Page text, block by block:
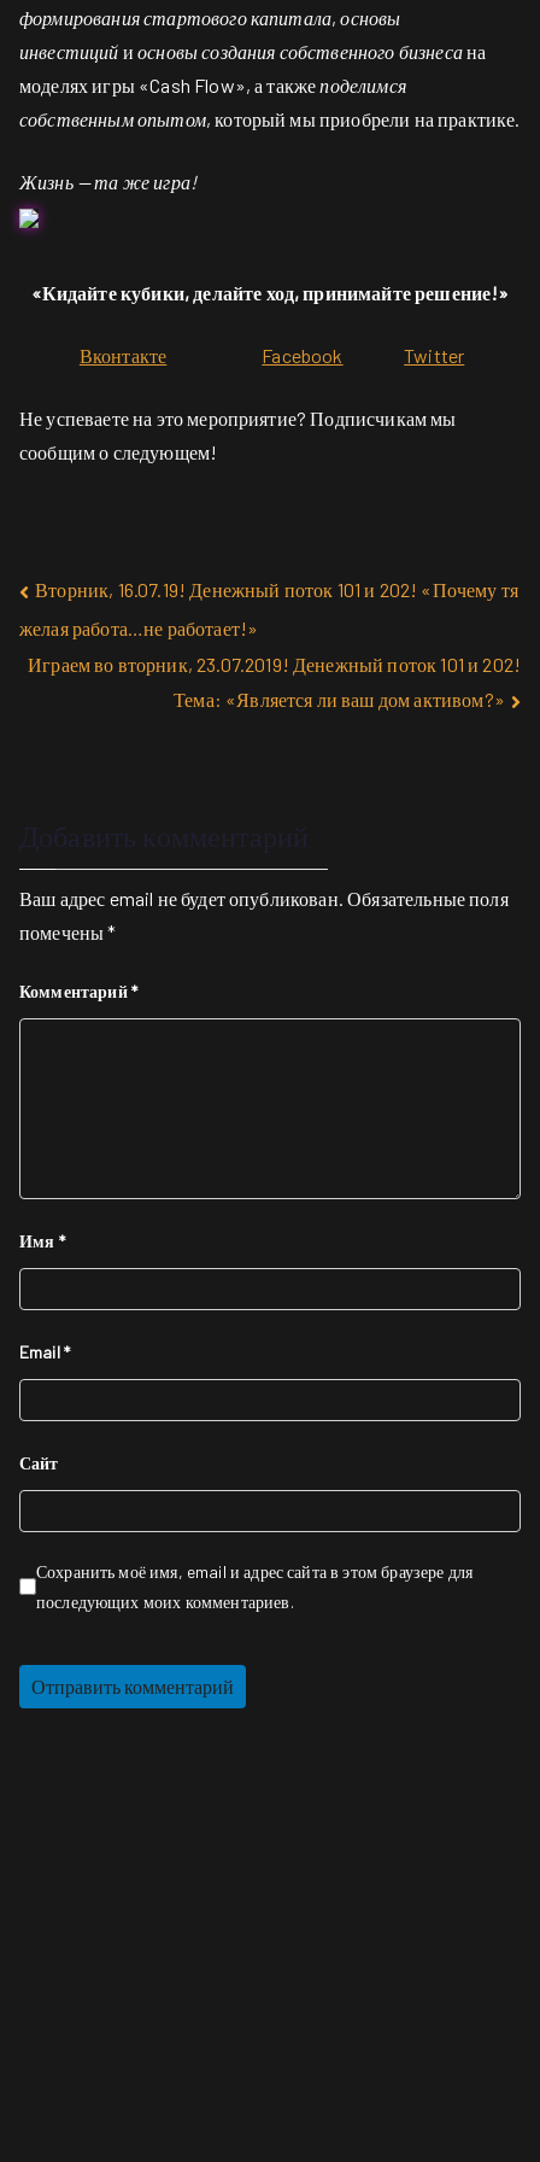
формирования стартового капитала,основы
инвестиций иосновы создания собственного бизнесана
моделях игры «Cash Flow», а такжеподелимся
собственным опытом, который мы приобрели на практике.
Жизнь — та же игра!
«Кидайте кубики, делайте ход, принимайте решение!»
Вконтакте Facebook Twitter
Не успеваете на это мероприятие? Подписчикам мы
сообщим о следующем!
Вторник, 16.07.19! Денежный поток 101 и 202! «Почему тя
желая работа…не работает!»
Играем во вторник, 23.07.2019! Денежный поток 101 и 202!
Тема: «Является ли ваш дом активом?»
Добавить комментарий
Ваш адрес email не будет опубликован. Обязательные поля
помечены*
Комментарий*
Имя *
Email*
Сайт
Сохранить моё имя, email и адрес сайта в этом браузере для
последующих моих комментариев.